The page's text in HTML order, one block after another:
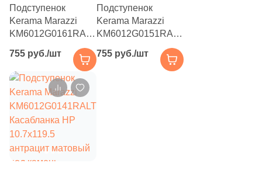
Подступенок
Kerama Marazzi
KM6012G0161RALT
10.7x119.5 серый
темный матовый
под камень
755 руб./шт
Подступенок
Kerama Marazzi
KM6012G0151RALT
10.7x119.5
755 руб./шт